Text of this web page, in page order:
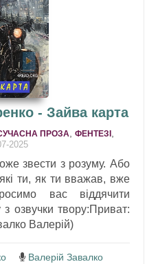
- Зайва карта
ПРОЗА, ФЕНТЕЗІ ,
2025
звести з розуму. Або
ти, як ти вважав, вже
вас віддячити
озвучки твору:Приват:
Валерій)
Валерій Завалко